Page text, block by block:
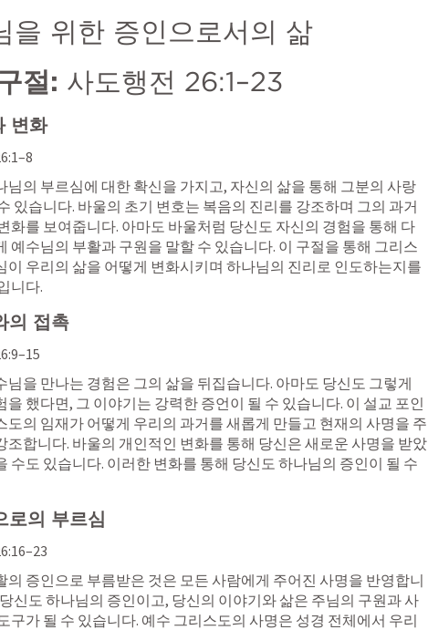
을 위한 증인으로서의 삶
절: 사도행전 26:1–23
변화
님의 부르심에 대한 확신을 가지고, 자신의 삶을 통해 그분의 사랑
있습니다. 바울의 초기 변호는 복음의 진리를 강조하며 그의 과거
화를 보여줍니다. 아마도 바울처럼 당신도 자신의 경험을 통해 다
예수님의 부활과 구원을 말할 수 있습니다. 이 구절을 통해 그리스
이 우리의 삶을 어떻게 변화시키며 하나님의 진리로 인도하는지를
니다.
의 접촉
님을 만나는 경험은 그의 삶을 뒤집습니다. 아마도 당신도 그렇게
을 했다면, 그 이야기는 강력한 증언이 될 수 있습니다. 이 설교 포인
도의 임재가 어떻게 우리의 과거를 새롭게 만들고 현재의 사명을 주
조합니다. 바울의 개인적인 변화를 통해 당신은 새로운 사명을 받았
수도 있습니다. 이러한 변화를 통해 당신도 하나님의 증인이 될 수
로의 부르심
의 증인으로 부름받은 것은 모든 사람에게 주어진 사명을 반영합니
신도 하나님의 증인이고, 당신의 이야기와 삶은 주님의 구원과 사
구가 될 수 있습니다. 예수 그리스도의 사명은 성경 전체에서 우리